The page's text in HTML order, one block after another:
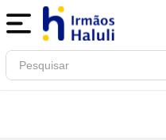
Pesquisar